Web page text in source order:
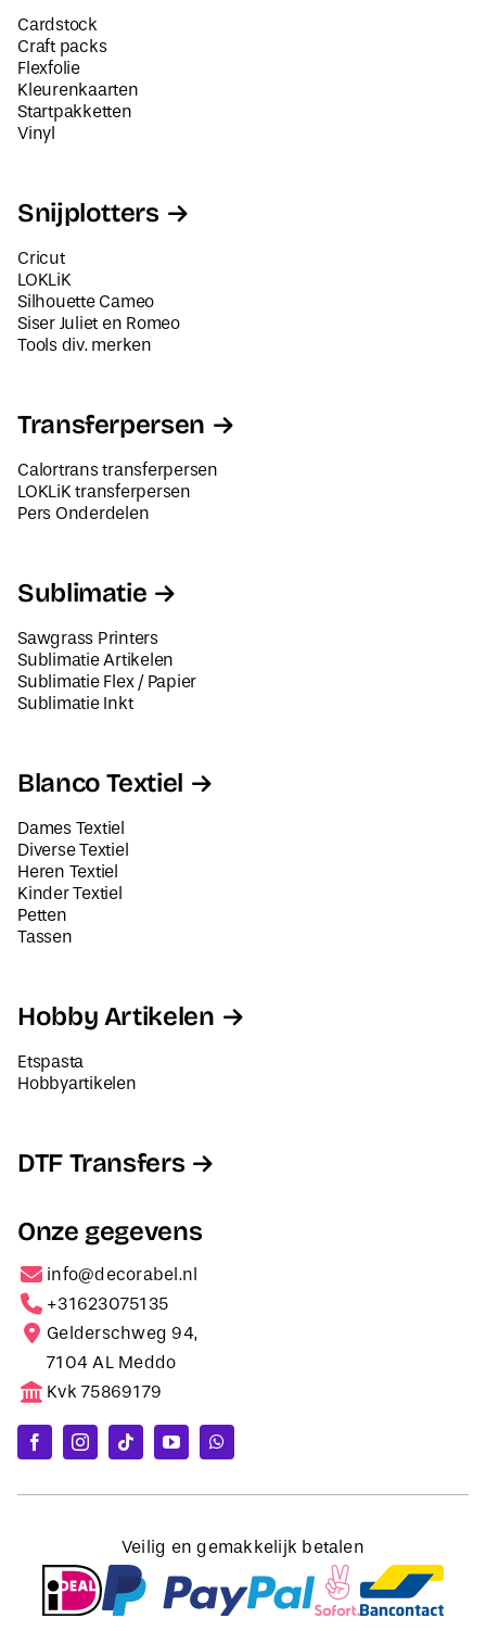
Cardstock
Craft packs
Flexfolie
Kleurenkaarten
Startpakketten
Vinyl
Snijplotters
Cricut
LOKLiK
Silhouette Cameo
Siser Juliet en Romeo
Tools div. merken
Transferpersen
Calortrans transferpersen
LOKLiK transferpersen
Pers Onderdelen
Sublimatie
Sawgrass Printers
Sublimatie Artikelen
Sublimatie Flex / Papier
Sublimatie Inkt
Blanco Textiel
Dames Textiel
Diverse Textiel
Heren Textiel
Kinder Textiel
Petten
Tassen
Hobby Artikelen
Etspasta
Hobbyartikelen
DTF Transfers
Onze gegevens
info@decorabel.nl
+31623075135
Gelderschweg 94,
7104 AL Meddo
Kvk 75869179
Veilig en gemakkelijk betalen